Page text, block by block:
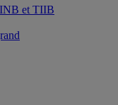
et TIIB